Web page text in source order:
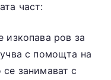
част:
изкопава ров за
с помощта на
занимават с